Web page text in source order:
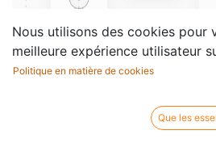
15 Leçons 5 clés
accompagnement
Nous utilisons des cookies pour
meilleure expérience utilisateur
Politique en matière de cookies
Que les